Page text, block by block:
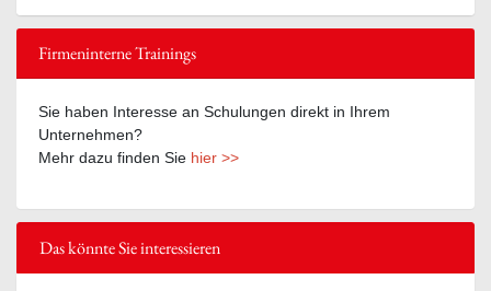
Firmeninterne Trainings
Sie haben Interesse an Schulungen direkt in Ihrem
Unternehmen?
Mehr dazu finden Sie hier >>
Das könnte Sie interessieren